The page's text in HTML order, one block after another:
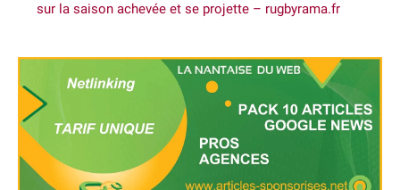
sur la saison achevée et se projette – rugbyrama.fr